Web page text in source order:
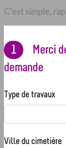
C’est simple,